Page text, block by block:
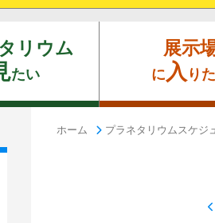
リウム
たい
展示
に入 り
ホーム プラネタリウムスケジ